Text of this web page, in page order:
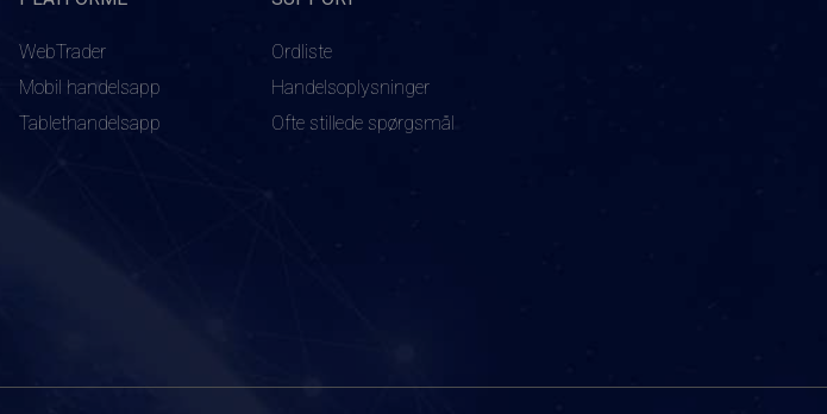
WebTrader
Mobil handelsapp
Tablethandelsapp
Ordliste
Handelsoplysninger
Ofte stillede spørgsmål